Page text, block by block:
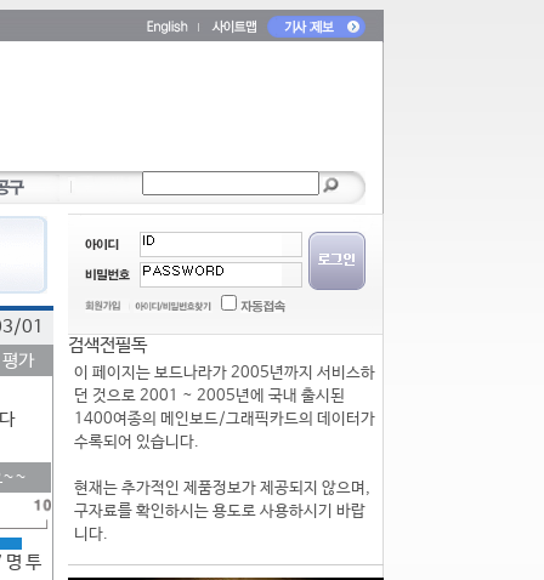
01
가
~~
투
검색전필독
이 페이지는 보드나라가 2005년까지 서비스하
던 것으로 2001 ~ 2005년에 국내 출시된
1400여종의 메인보드/그래픽카드의 데이터가
수록되어 있습니다.
현재는 추가적인 제품정보가 제공되지 않으며,
구자료를 확인하시는 용도로 사용하시기 바랍
니다.